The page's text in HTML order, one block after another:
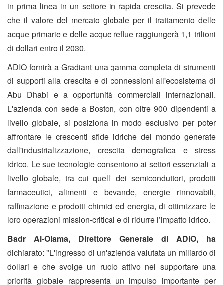
in prima linea in un settore in rapida crescita. Si prevede
che il valore del mercato globale per il trattamento delle
acque primarie e delle acque reflue raggiungerà 1,1 trilioni
di dollari entro il 2030.
ADIO fornirà a Gradiant una gamma completa di strumenti
di supporti alla crescita e di connessioni all'ecosistema di
Abu Dhabi e a opportunità commerciali internazionali.
L'azienda con sede a Boston, con oltre 900 dipendenti a
livello globale, si posiziona in modo esclusivo per poter
affrontare le crescenti sfide idriche del mondo generate
dall'industrializzazione, crescita demografica e stress
idrico. Le sue tecnologie consentono ai settori essenziali a
livello globale, tra cui quelli dei semiconduttori, prodotti
farmaceutici, alimenti e bevande, energie rinnovabili,
raffinazione e prodotti chimici ed energia, di ottimizzare le
loro operazioni mission-critical e di ridurre l’impatto idrico.
Badr Al-Olama, Direttore Generale di ADIO, ha
dichiarato: "L'ingresso di un'azienda valutata un miliardo di
dollari e che svolge un ruolo attivo nel supportare una
priorità globale rappresenta un impulso importante per